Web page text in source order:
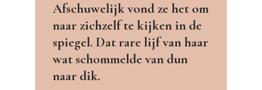
Afschuwelijk vond ze het om
naar zichzelf te kijken in de
spiegel. Dat rare lijf van haar
wat schommelde van dun
naar dik.